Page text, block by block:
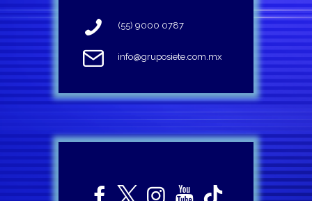
(55) 9000 0787
info@gruposiete.com.mx